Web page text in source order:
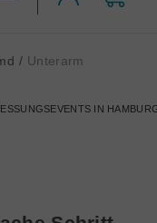
Wünschen!
/ Unterarm
IN